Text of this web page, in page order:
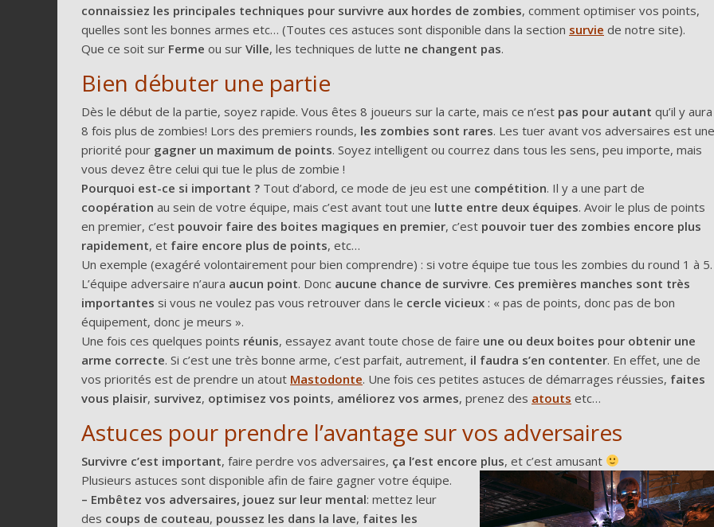
connaissiez les principales techniques pour survivre aux hordes de zombies, comment optimiser vos points,
quelles sont les bonnes armes etc… (Toutes ces astuces sont disponible dans la section survie de notre site).
Que ce soit sur Ferme ou sur Ville, les techniques de lutte ne changent pas.
Bien débuter une partie
Dès le début de la partie, soyez rapide. Vous êtes 8 joueurs sur la carte, mais ce n’est pas pour autant qu’il y aura
8 fois plus de zombies! Lors des premiers rounds, les zombies sont rares. Les tuer avant vos adversaires est une
priorité pour gagner un maximum de points. Soyez intelligent ou courrez dans tous les sens, peu importe, mais
vous devez être celui qui tue le plus de zombie !
Pourquoi est-ce si important ? Tout d’abord, ce mode de jeu est une compétition. Il y a une part de
coopération au sein de votre équipe, mais c’est avant tout une lutte entre deux équipes. Avoir le plus de points
en premier, c’est pouvoir faire des boites magiques en premier, c’est pouvoir tuer des zombies encore plus
rapidement, et faire encore plus de points, etc…
Un exemple (exagéré volontairement pour bien comprendre) : si votre équipe tue tous les zombies du round 1 à 5.
L’équipe adversaire n’aura aucun point. Donc aucune chance de survivre. Ces premières manches sont très
importantes si vous ne voulez pas vous retrouver dans le cercle vicieux : « pas de points, donc pas de bon
équipement, donc je meurs ».
Une fois ces quelques points réunis, essayez avant toute chose de faire une ou deux boites pour obtenir une
arme correcte. Si c’est une très bonne arme, c’est parfait, autrement, il faudra s’en contenter. En effet, une de
vos priorités est de prendre un atout Mastodonte. Une fois ces petites astuces de démarrages réussies, faites
vous plaisir, survivez, optimisez vos points, améliorez vos armes, prenez des atouts etc…
Astuces pour prendre l’avantage sur vos adversaires
Survivre c’est important, faire perdre vos adversaires, ça l’est encore plus, et c’est amusant
Plusieurs astuces sont disponible afin de faire gagner votre équipe.
– Embêtez vos adversaires, jouez sur leur mental: mettez leur
des coups de couteau, poussez les dans la lave, faites les